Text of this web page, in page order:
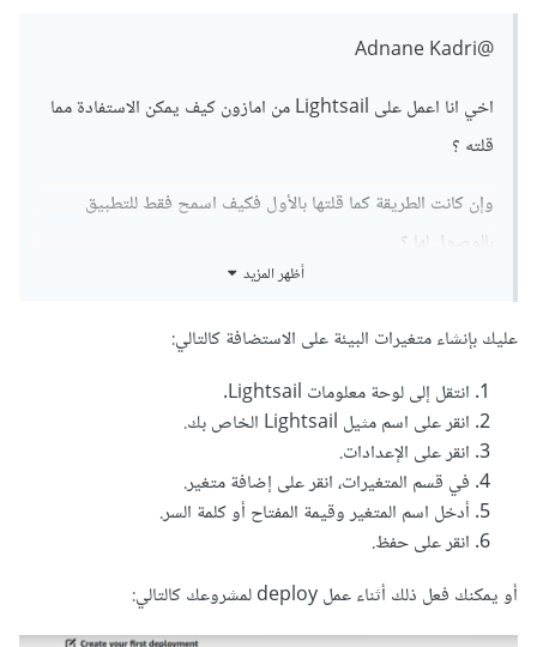
@Adnane Kadri
اخي انا اعمل على Lightsail من امازون كيف يمكن الاستفادة مما
قلته ؟
وإن كانت الطريقة كما قلتها بالأول فكيف اسمح فقط للتطبيق
بالوصول لها ؟
أظهر المزيد
عليك بإنشاء متغيرات البيئة على الاستضافة كالتالي:
انتقل إلى لوحة معلومات Lightsail.
انقر على اسم مثيل Lightsail الخاص بك.
انقر على الإعدادات.
في قسم المتغيرات، انقر على إضافة متغير.
أدخل اسم المتغير وقيمة المفتاح أو كلمة السر.
انقر على حفظ.
أو يمكنك فعل ذلك أثناء عمل deploy لمشروعك كالتالي: